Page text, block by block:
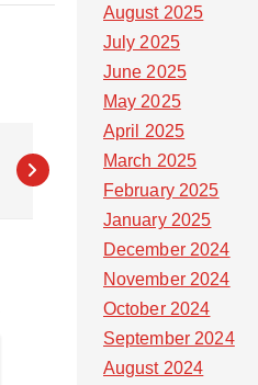
August 2025
July 2025
June 2025
May 2025
April 2025
March 2025
February 2025
January 2025
December 2024
November 2024
October 2024
September 2024
August 2024